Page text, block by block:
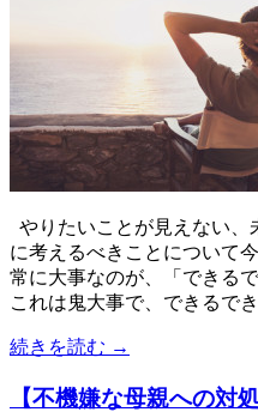
やりたいことが見えない、
に考えるべきことについて
常に大事なのが、「できる
これは鬼大事で、できるで
続きを読む →
【不機嫌な母親への対